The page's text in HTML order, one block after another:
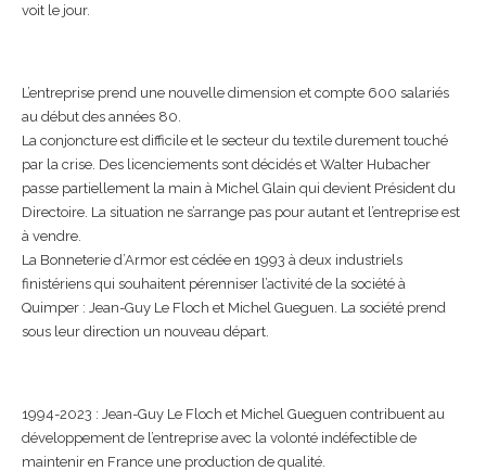
voit le jour.
L’entreprise prend une nouvelle dimension et compte 600 salariés
au début des années 80.
La conjoncture est difficile et le secteur du textile durement touché
par la crise. Des licenciements sont décidés et Walter Hubacher
passe partiellement la main à Michel Glain qui devient Président du
Directoire. La situation ne s’arrange pas pour autant et l’entreprise est
à vendre.
La Bonneterie d’Armor est cédée en 1993 à deux industriels
finistériens qui souhaitent pérenniser l’activité de la société à
Quimper : Jean-Guy Le Floch et Michel Gueguen. La société prend
sous leur direction un nouveau départ.
1994-2023 : Jean-Guy Le Floch et Michel Gueguen contribuent au
développement de l’entreprise avec la volonté indéfectible de
maintenir en France une production de qualité.